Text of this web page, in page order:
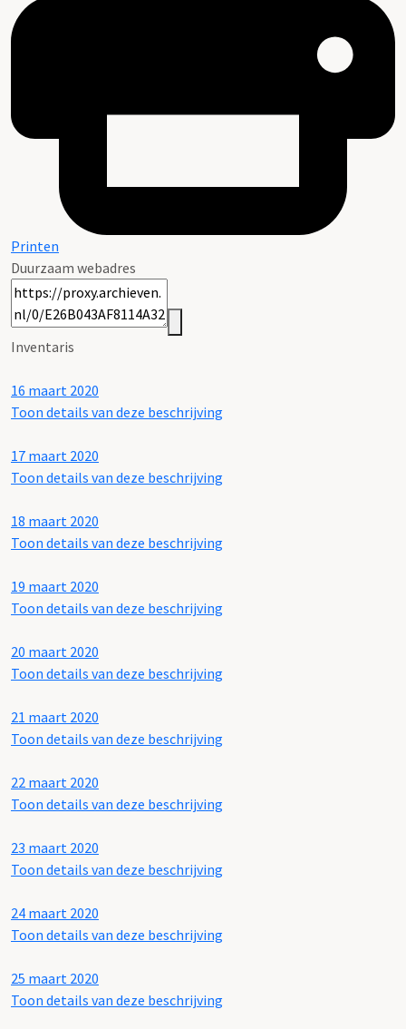
Printen
Duurzaam webadres
Inventaris
16 maart 2020
Toon details van deze beschrijving
17 maart 2020
Toon details van deze beschrijving
18 maart 2020
Toon details van deze beschrijving
19 maart 2020
Toon details van deze beschrijving
20 maart 2020
Toon details van deze beschrijving
21 maart 2020
Toon details van deze beschrijving
22 maart 2020
Toon details van deze beschrijving
23 maart 2020
Toon details van deze beschrijving
24 maart 2020
Toon details van deze beschrijving
25 maart 2020
Toon details van deze beschrijving